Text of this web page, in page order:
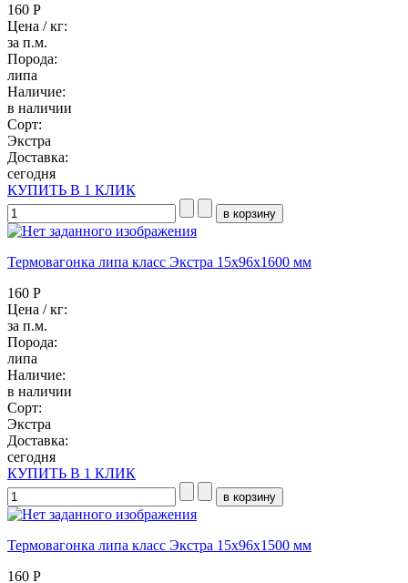
160 Р
Цена / кг:
за п.м.
Порода:
липа
Наличие:
в наличии
Сорт:
Экстра
Доставка:
сегодня
КУПИТЬ В 1 КЛИК
Термовагонка липа класс Экстра 15x96x1600 мм
160 Р
Цена / кг:
за п.м.
Порода:
липа
Наличие:
в наличии
Сорт:
Экстра
Доставка:
сегодня
КУПИТЬ В 1 КЛИК
Термовагонка липа класс Экстра 15x96x1500 мм
160 Р